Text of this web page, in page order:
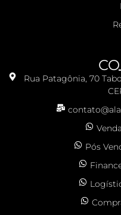
Rua Patagônia, 70
Pós